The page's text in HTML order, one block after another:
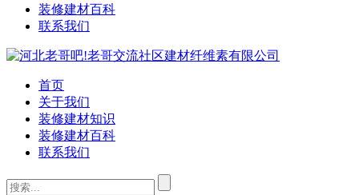
装修建材百科
联系我们
首页
关于我们
装修建材知识
装修建材百科
联系我们